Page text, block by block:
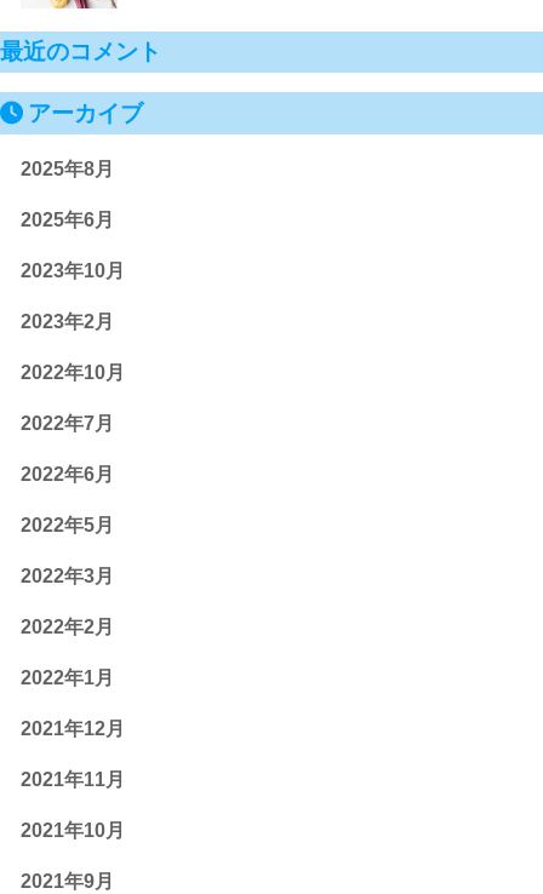
最近のコメント
アーカイブ
2025年8月
2025年6月
2023年10月
2023年2月
2022年10月
2022年7月
2022年6月
2022年5月
2022年3月
2022年2月
2022年1月
2021年12月
2021年11月
2021年10月
2021年9月